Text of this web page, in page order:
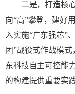
二是，打造核
向“高”攀登，建好
入实施“广东强芯”
团”战役式作战模
东科技自主可控能
的构建提供重要实